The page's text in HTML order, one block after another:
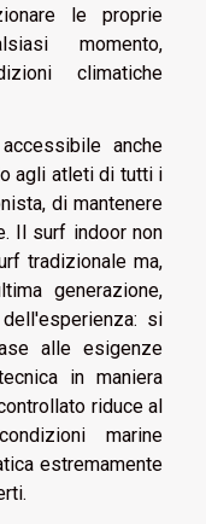
le proprie
momento,
climatiche
anche
agli atleti di tutti i
di mantenere
Il surf indoor non
tradizionale ma,
generazione,
si
alle esigenze
in maniera
riduce al
marine
estremamente